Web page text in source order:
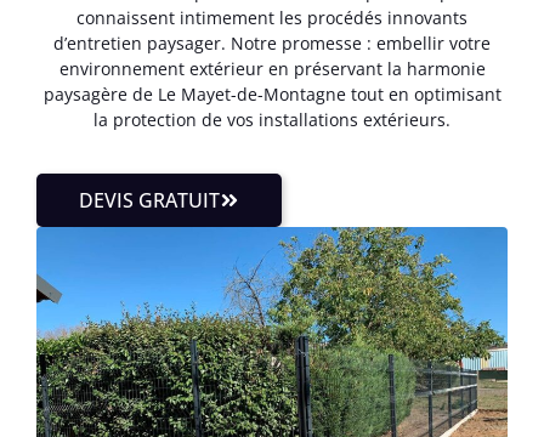
connaissent intimement les procédés innovants
d’entretien paysager. Notre promesse : embellir votre
environnement extérieur en préservant la harmonie
paysagère de Le Mayet-de-Montagne tout en optimisant
la protection de vos installations extérieurs.
DEVIS GRATUIT